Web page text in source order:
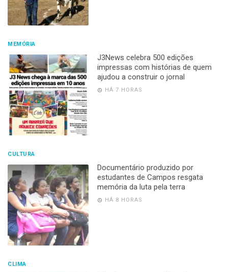
MEMÓRIA
J3News celebra 500 edições
impressas com histórias de quem
ajudou a construir o jornal
HÁ 7 HORAS
CULTURA
Documentário produzido por
estudantes de Campos resgata
memória da luta pela terra
HÁ 8 HORAS
CLIMA